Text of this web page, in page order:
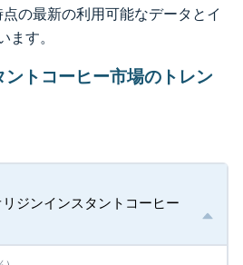
の最新の利用可能なデータとイ
ます。
トコーヒー市場のトレン
ジンインスタントコーヒー